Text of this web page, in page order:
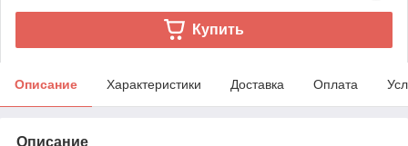
Купить
Описание Характеристики Доставка Оплата
Описание